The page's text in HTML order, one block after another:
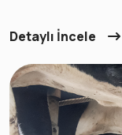
Detaylı İncele